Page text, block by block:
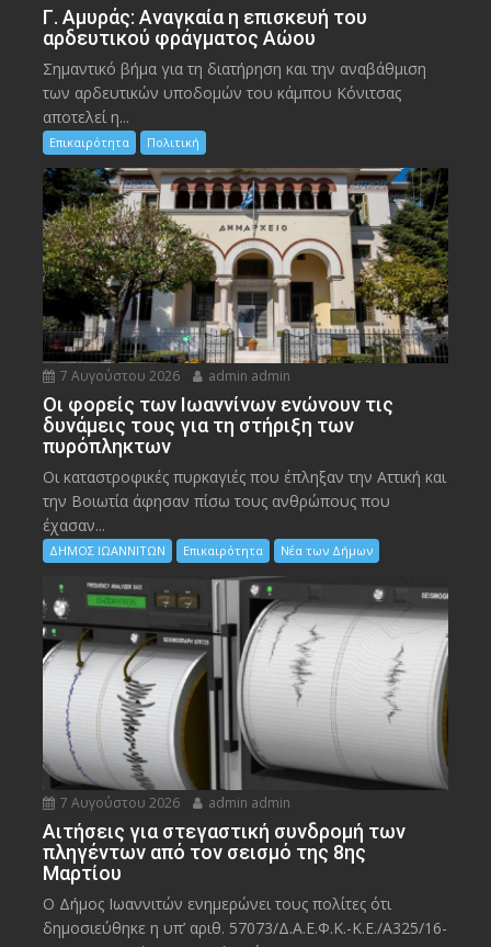
Γ. Αμυράς: Αναγκαία η επισκευή του
αρδευτικού φράγματος Αώου
Σημαντικό βήμα για τη διατήρηση και την αναβάθμιση
των αρδευτικών υποδομών του κάμπου Κόνιτσας
αποτελεί η...
Επικαιρότητα Πολιτική
7 Αυγούστου 2026 admin admin
Οι φορείς των Ιωαννίνων ενώνουν τις
δυνάμεις τους για τη στήριξη των
πυρόπληκτων
Οι καταστροφικές πυρκαγιές που έπληξαν την Αττική και
την Bοιωτία άφησαν πίσω τους ανθρώπους που
έχασαν...
ΔΗΜΟΣ ΙΩΑΝΝΙΤΩΝ Επικαιρότητα Νέα των Δήμων
7 Αυγούστου 2026 admin admin
Αιτήσεις για στεγαστική συνδρομή των
πληγέντων από τον σεισμό της 8ης
Μαρτίου
Ο Δήμος Ιωαννιτών ενημερώνει τους πολίτες ότι
δημοσιεύθηκε η υπ’ αριθ. 57073/Δ.Α.Ε.Φ.Κ.-Κ.Ε./Α325/16-